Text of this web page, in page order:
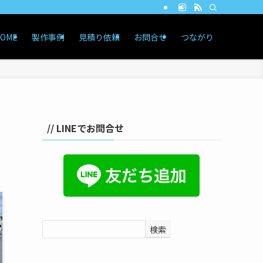
製作事例 見積り依頼 お問合せ つながり
// LINEでお問合せ
検索